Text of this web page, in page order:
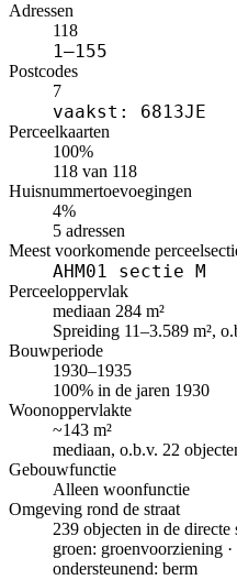
Adressen
118
1–155
Postcodes
7
vaakst: 6813JE
Perceelkaarten
100%
118 van 118
Huisnummertoevoegingen
4%
5 adressen
Meest voorkomende
AHM01 sectie M
Perceeloppervlak
mediaan 284 m²
Spreiding 11–3.589 m²,
Bouwperiode
1930–1935
100% in de jaren 1930
Woonoppervlakte
~143 m²
mediaan, o.b.v. 22
Gebouwfunctie
Alleen woonfunctie
Omgeving rond de straat
239 objecten in de directe
groen: groenvoorziening
ondersteunend: berm